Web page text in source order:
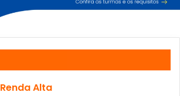
Renda Alta